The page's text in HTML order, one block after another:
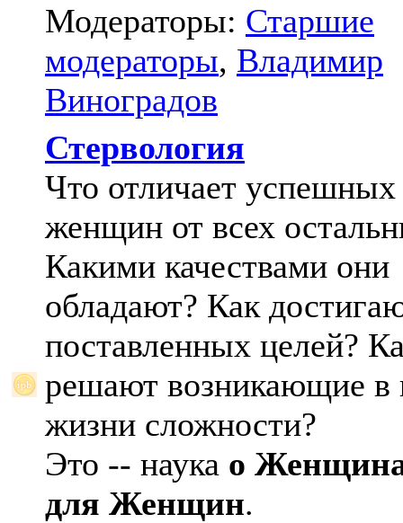
Модераторы: Старшие
модераторы, Владимир
Виноградов
Стервология
Что отличает успешных
женщин от всех
Какими качествами они
обладают? Как
поставленных целей?
решают возникающие в
жизни сложности?
Это -- наука о
для Женщин.